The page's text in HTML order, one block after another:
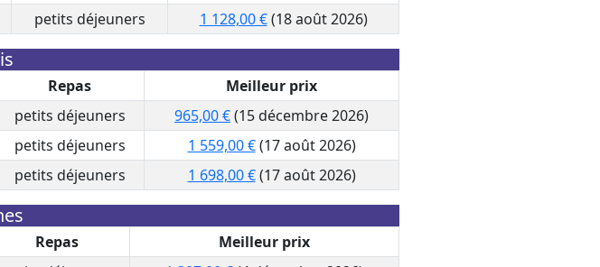
petits déjeuners 1 128,00 €(18 août 2026)
Repas
Meilleur prix
petits déjeuners 965,00 €(15 décembre 2026)
petits déjeuners 1 559,00 €(17 août 2026)
petits déjeuners 1 698,00 €(17 août 2026)
Repas
Meilleur prix